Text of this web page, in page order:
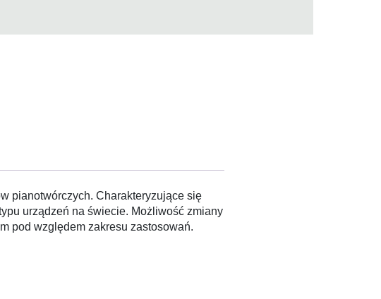
pianotwórczych. Charakteryzujące się
urządzeń na świecie. Możliwość zmiany
pod względem zakresu zastosowań.